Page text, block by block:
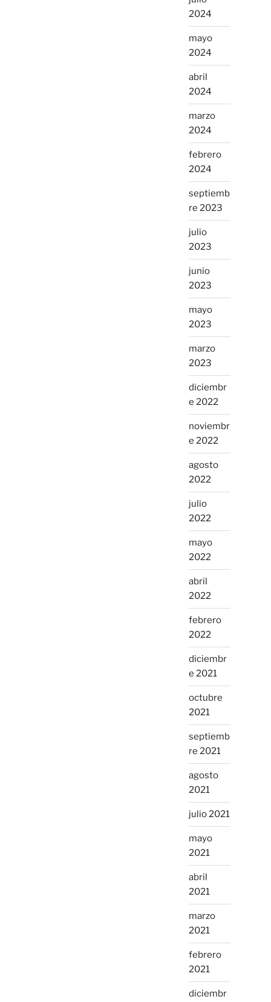
2024
mayo
2024
abril
2024
marzo
2024
febrero
2024
septiemb
re 2023
julio
2023
junio
2023
mayo
2023
marzo
2023
diciembr
e 2022
noviembr
e 2022
agosto
2022
julio
2022
mayo
2022
abril
2022
febrero
2022
diciembr
e 2021
octubre
2021
septiemb
re 2021
agosto
2021
julio 2021
mayo
2021
abril
2021
marzo
2021
febrero
2021
diciembr